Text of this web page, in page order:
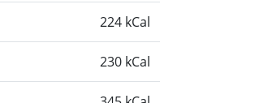
224 kCal
230 kCal